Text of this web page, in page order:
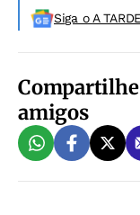
Siga o A
Compartilhe
amigos